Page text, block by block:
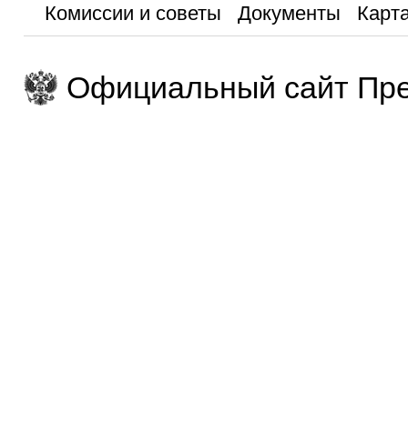
Комиссии и советы
Документы
Официальный сайт